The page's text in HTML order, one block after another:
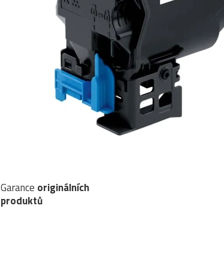
Garance originálních
produktů